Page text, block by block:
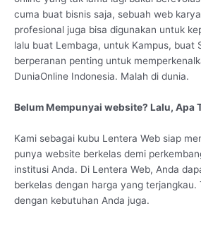
cuma buat bisnis saja, sebuah web
profesional juga bisa digunakan untuk
lalu buat Lembaga, untuk Kampus, buat
berperanan penting untuk
DuniaOnline Indonesia. Malah di dunia.
Belum Mempunyai website? Lalu, Apa
Kami sebagai kubu Lentera Web siap
punya website berkelas demi
institusi Anda. Di Lentera Web, Anda
berkelas dengan harga yang
dengan kebutuhan Anda juga.